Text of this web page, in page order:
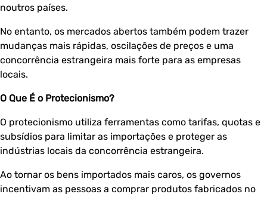
noutros países.
No entanto, os mercados abertos também podem trazer
mudanças mais rápidas, oscilações de preços e uma
concorrência estrangeira mais forte para as empresas
locais.
O Que É o Protecionismo?
O protecionismo utiliza ferramentas como tarifas, quotas e
subsídios para limitar as importações e proteger as
indústrias locais da concorrência estrangeira.
Ao tornar os bens importados mais caros, os governos
incentivam as pessoas a comprar produtos fabricados no